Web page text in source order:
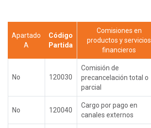
Apartado
A
Código
Partida
Comisiones en
productos y servicios
financieros
No 120030
Comisión de
precancelación total o
parcial
No 120040
Cargo por pago en
canales externos